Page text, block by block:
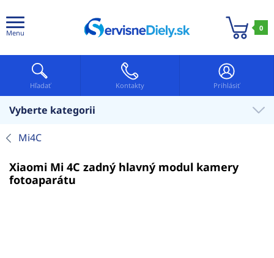
Menu
0
Hľadať Kontakty Prihlásiť
Vyberte kategorii
Mi4C
Xiaomi Mi 4C zadný hlavný modul kamery
fotoaparátu